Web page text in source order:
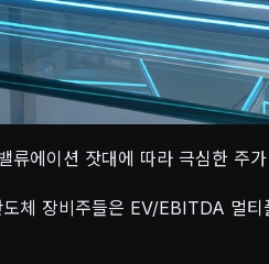
류에이션 잣대에 따라 극심한 주
체 장비주들은 EV/EBITDA 멀